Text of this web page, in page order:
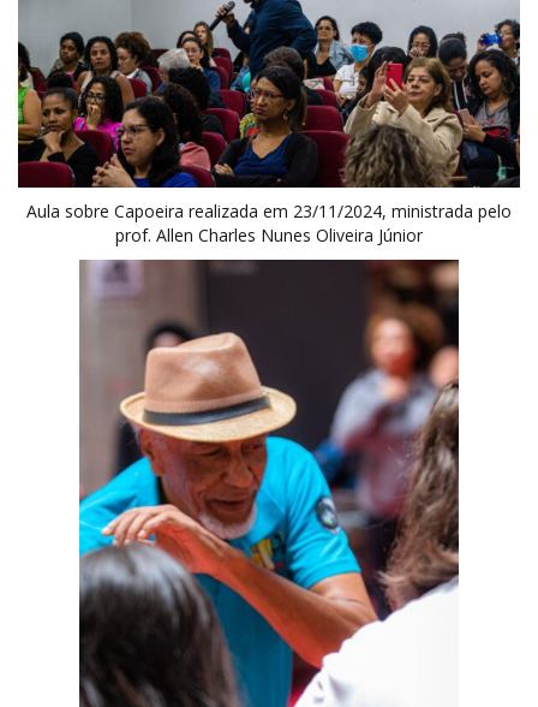
Aula sobre Capoeira realizada em 23/11/2024, ministrada pelo
prof. Allen Charles Nunes Oliveira Júnior